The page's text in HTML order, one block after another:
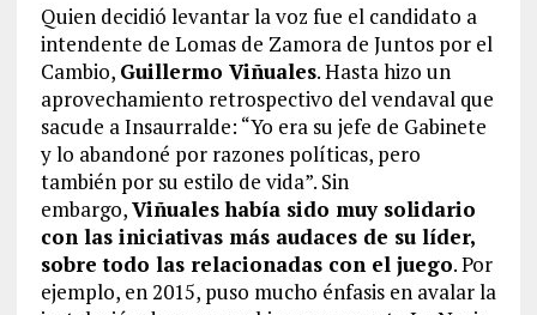
Quien decidió levantar la voz fue el candidato a
intendente de Lomas de Zamora de Juntos por el
Cambio, Guillermo Viñuales. Hasta hizo un
aprovechamiento retrospectivo del vendaval que
sacude a Insaurralde: “Yo era su jefe de Gabinete
y lo abandoné por razones políticas, pero
también por su estilo de vida”. Sin
embargo,Viñuales había sido muy solidario
con las iniciativas más audaces de su líder,
sobre todo las relacionadas con el juego. Por
ejemplo, en 2015, puso mucho énfasis en avalar la